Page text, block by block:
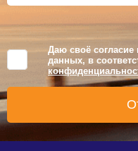
Даю своё
данных, в